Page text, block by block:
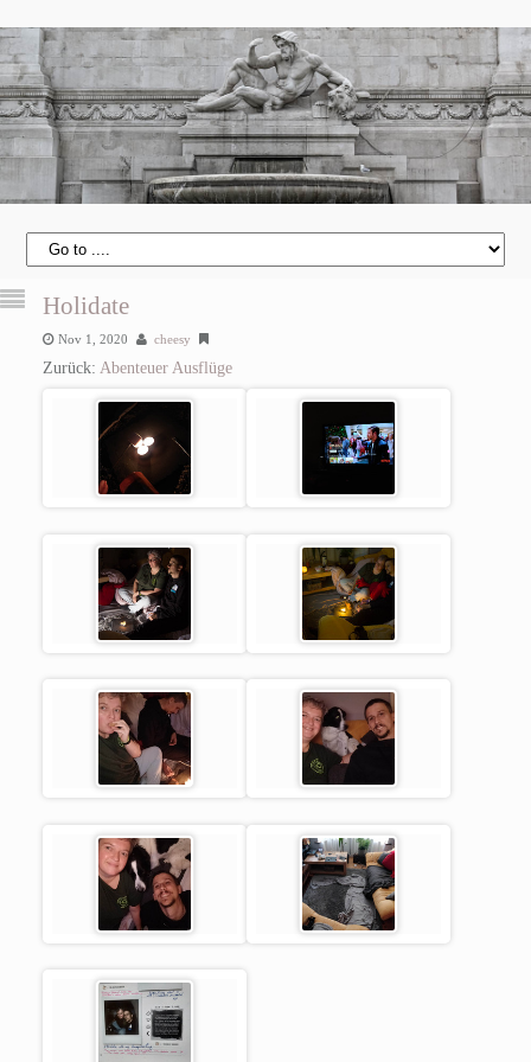
Holidate
Nov 1, 2020 cheesy
Zurück: Abenteuer Ausflüge